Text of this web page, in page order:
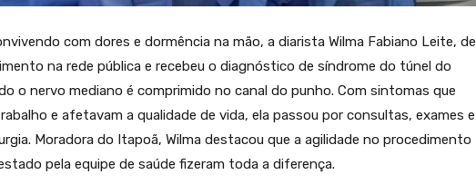
com dores e dormência na mão, a diarista Wilma Fabiano Leite, de
na rede pública e recebeu o diagnóstico de síndrome do túnel do
o nervo mediano é comprimido no canal do punho. Com sintomas que
e afetavam a qualidade de vida, ela passou por consultas, exames e
Moradora do Itapoã, Wilma destacou que a agilidade no procedimento
pela equipe de saúde fizeram toda a diferença.